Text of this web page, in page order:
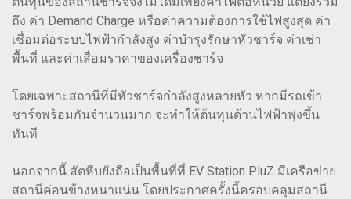
ถึง ค่า Demand Charge หรือค่าความต้องการใช้ไฟสูงสุด ค่า
เชื่อมต่อระบบไฟฟ้ากำลังสูง ค่าบำรุงรักษาหัวชาร์จ ค่าเช่า
พื้นที่ และค่าเสื่อมราคาของเครื่องชาร์จ
โดยเฉพาะสถานีที่มีหัวชาร์จกำลังสูงหลายหัว หากมีรถเข้า
ชาร์จพร้อมกันจำนวนมาก จะทำให้ต้นทุนด้านไฟฟ้าพุ่งขึ้น
ทันที
นอกจากนี้ สัตหีบยังถือเป็นพื้นที่ที่ EV Station PluZ มีเครือข่าย
สถานีค่อนข้างหนาแน่น โดยประกาศครั้งนี้ครอบคลุมสถานี